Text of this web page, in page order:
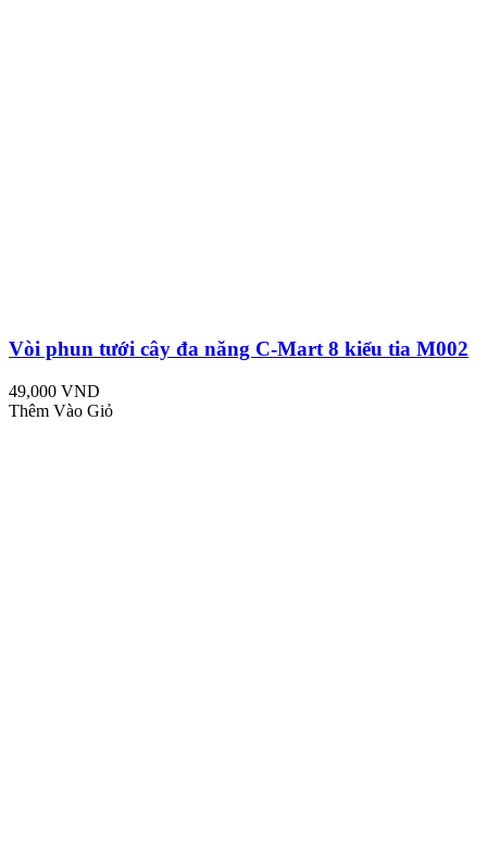
Vòi phun tưới cây đa năng C-Mart 8 kiểu tia M002
49,000 VND
Thêm Vào Giỏ